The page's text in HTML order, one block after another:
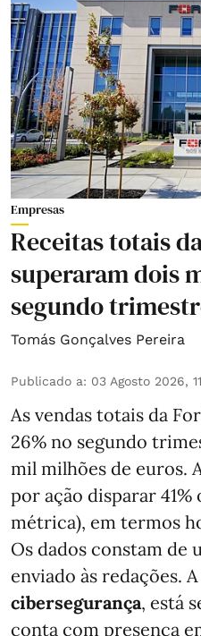
Empresas
Receitas totais
superaram dois
segundo
Tomás Gonçalves Pereira
Publicado a: 03 Agosto 2026,
As vendas totais da
26% no segundo
mil milhões de euros.
por ação disparar 41%
métrica), em termos
Os dados constam de
enviado às redações.
cibersegurança, está
conta com presença